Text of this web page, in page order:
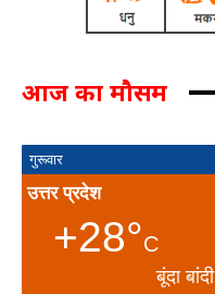
आज का मौसम
गुरूवार
उत्तर प्रदेश
+28°C
बूंदा बांदी